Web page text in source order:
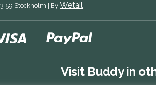
59 Stockholm By Wetail
Visit Buddy in